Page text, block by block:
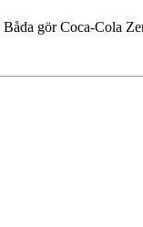
gör Coca‑Cola